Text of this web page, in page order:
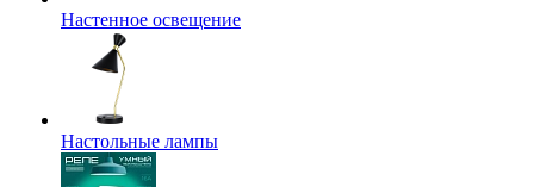
Настенное освещение
Настольные лампы